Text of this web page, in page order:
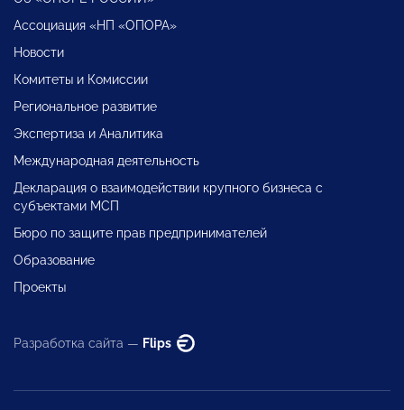
Ассоциация «НП «ОПОРА»
Новости
Комитеты и Комиссии
Региональное развитие
Экспертиза и Аналитика
Международная деятельность
Декларация о взаимодействии крупного бизнеса с
субъектами МСП
Бюро по защите прав предпринимателей
Образование
Проекты
Разработка сайта — Flips